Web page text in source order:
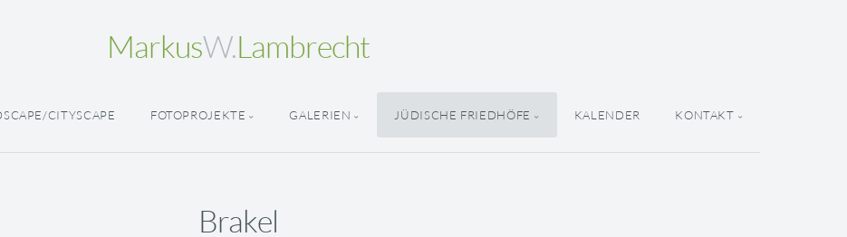
MarkusW.Lambrecht
CITYSCAPE FOTOPROJEKTE GALERIEN JÜDISCHE FRIEDHÖFE KALENDER KONTAKT
Brakel